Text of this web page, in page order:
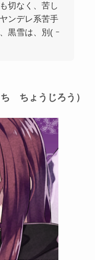
切なく、苦し
ンデレ系苦手
黒雪は、別( ｰ
ちょうじろう）